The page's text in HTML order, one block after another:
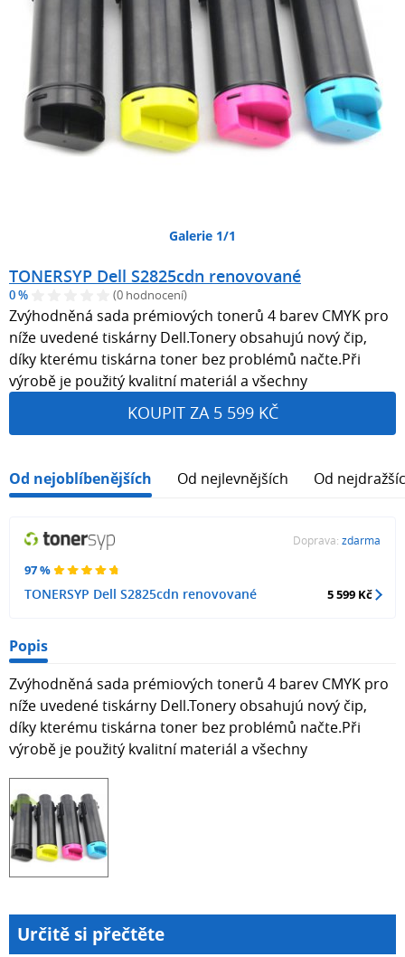
Galerie 1/1
TONERSYP Dell S2825cdn renovované
0 % (0 hodnocení)
Zvýhodněná sada prémiových tonerů 4 barev CMYK pro
níže uvedené tiskárny Dell.Tonery obsahujú nový čip,
díky kterému tiskárna toner bez problémů načte.Při
výrobě je použitý kvalitní materiál a všechny
KOUPIT ZA 5 599 KČ
Od nejoblíbenějších Od nejlevnějších Od
97 %
TONERSYP Dell S2825cdn renovované
Doprava: zdarma
5 599 Kč
Popis
Zvýhodněná sada prémiových tonerů 4 barev CMYK pro
níže uvedené tiskárny Dell.Tonery obsahujú nový čip,
díky kterému tiskárna toner bez problémů načte.Při
výrobě je použitý kvalitní materiál a všechny
Určitě si přečtěte